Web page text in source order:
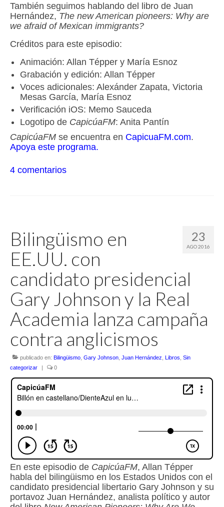
También seguimos hablando del libro de Juan
Hernández, The new American pioneers: Why are
we afraid of Mexican immigrants?
Créditos para este episodio:
Animación: Allan Tépper y María Esnoz
Grabación y edición: Allan Tépper
Voces adicionales: Alexánder Zapata, Victoria
Mesas García, María Esnoz
Verificación iOS: Memo Sauceda
Logotipo de CapicúaFM: Anita Pantín
CapicúaFM se encuentra en CapicuaFM.com.
Apoya este programa.
4 comentarios
23
AGO 2016
Bilingüismo en
EE.UU. con
candidato presidencial
Gary Johnson y la Real
Academia lanza campaña
contra anglicismos
publicado en: Bilingüismo Gary Johnson Juan Hernández Libros Sin
categorizar
| 0
En este episodio de CapicúaFM, Allan Tépper
habla del bilingüismo en los Estados Unidos con el
candidato presidencial libertario Gary Johnson y su
portavoz Juan Hernández, analista político y autor